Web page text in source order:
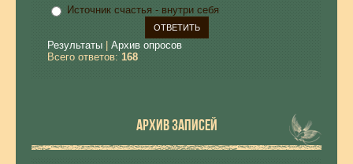
Источник счастья - внутри себя
Результаты
Архив опросов
Всего ответов: 168
АРХИВ ЗАПИСЕЙ